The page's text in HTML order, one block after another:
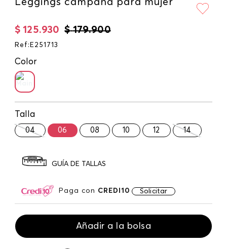
Leggings campana para mujer
$ 179.900
$ 125.930
Ref : E251713
Color
Talla
04 06 08 10 12 14
GUÍA DE TALLAS
Paga con CREDI10 Solicitar
Añadir a la bolsa